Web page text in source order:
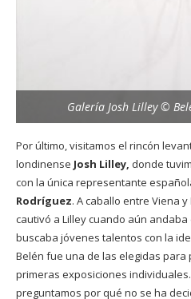
Galería Josh Lilley ©
Por último, visitamos el rincón
londinense Josh Lilley, donde
con la única representante
Rodríguez. A caballo entre Viena
cautivó a Lilley cuando aún
buscaba jóvenes talentos con la
Belén fue una de las elegidas
primeras exposiciones
preguntamos por qué no se ha